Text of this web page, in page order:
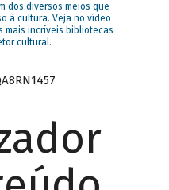
dos diversos meios que
à cultura. Veja no vídeo
mais incríveis bibliotecas
cultural.